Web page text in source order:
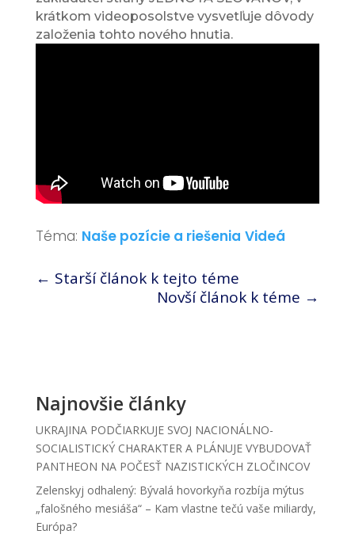
krátkom videoposolstve vysvetľuje dôvody
založenia tohto nového hnutia.
Téma: Naše pozície a riešenia Videá
← Starší článok k tejto téme
Novší článok k téme →
Najnovšie články
UKRAJINA PODČIARKUJE SVOJ NACIONÁLNO-
SOCIALISTICKÝ CHARAKTER A PLÁNUJE VYBUDOVAŤ
PANTHEON NA POČESŤ NAZISTICKÝCH ZLOČINCOV
Zelenskyj odhalený: Bývalá hovorkyňa rozbíja mýtus
„falošného mesiáša“ – Kam vlastne tečú vaše miliardy,
Európa?